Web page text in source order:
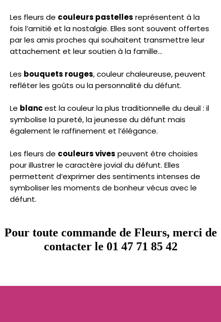
Les fleurs de couleurs pastelles représentent à la
fois l’amitié et la nostalgie. Elles sont souvent offertes
par les amis proches qui souhaitent transmettre leur
attachement et leur soutien à la famille…
Les bouquets rouges, couleur chaleureuse, peuvent
refléter les goûts ou la personnalité du défunt.
Le blancest la couleur la plus traditionnelle du deuil : il
symbolise la pureté, la jeunesse du défunt mais
également le raffinement et l’élégance.
Les fleurs de couleurs vives peuvent être choisies
pour illustrer le caractère jovial du défunt. Elles
permettent d’exprimer des sentiments intenses de
symboliser les moments de bonheur vécus avec le
défunt.
Pour toute commande de Fleurs, merci de
contacter le 01 47 71 85 42